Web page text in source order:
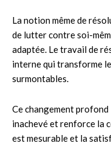
La notion même de
de lutter contre soi-
adaptée. Le travail de
interne qui transforme
surmontables.
Ce changement
inachevé et renforce la
est mesurable et la